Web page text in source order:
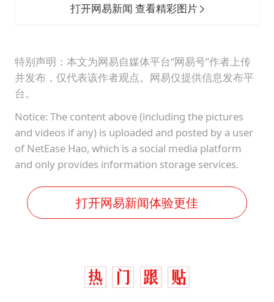
打开网易新闻 查看精彩图片
特别声明：本文为网易自媒体平台“网易号”作者上传
并发布，仅代表该作者观点。网易仅提供信息发布平
台。
Notice: The content above (including the pictures
and videos if any) is uploaded and posted by a user
of NetEase Hao, which is a social media platform
and only provides information storage services.
打开网易新闻体验更佳